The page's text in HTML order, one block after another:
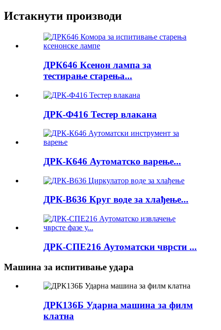
Истакнути производи
ДРК646 Ксенон лампа за
тестирање старења...
ДРК-Ф416 Тестер влакана
ДРК-К646 Аутоматско варење...
ДРК-В636 Круг воде за хлађење...
ДРК-СПЕ216 Аутоматски чврсти ...
Машина за испитивање удара
ДРК136Б Ударна машина за филм
клатна